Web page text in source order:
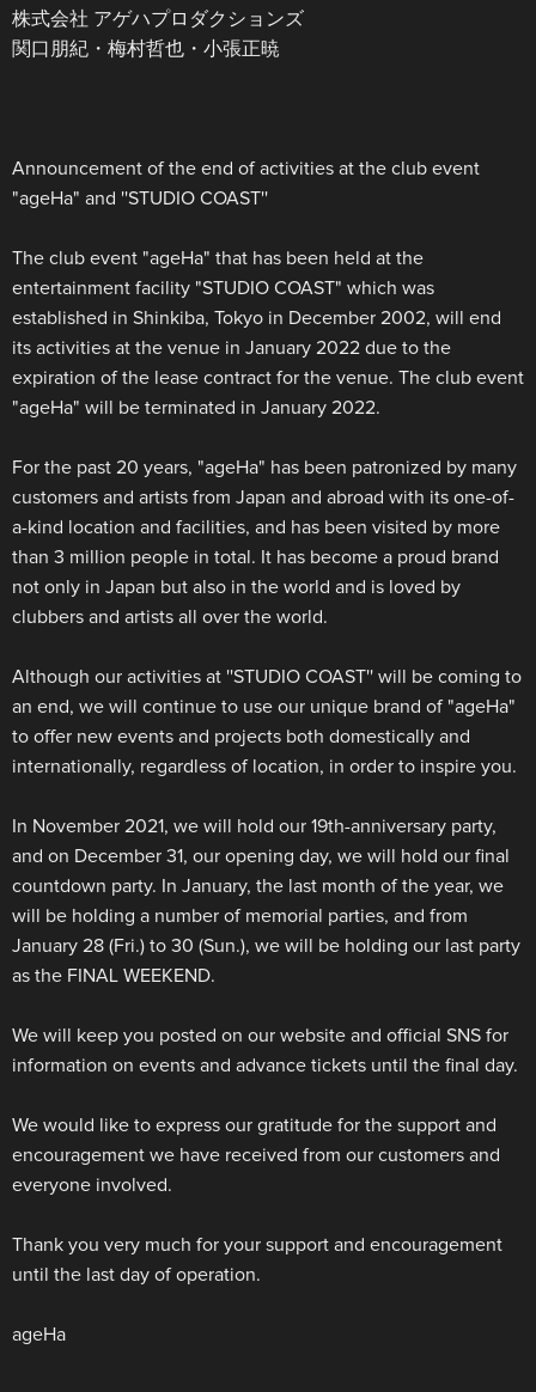
株式会社 アゲハプロダクションズ
関口朋紀・梅村哲也・小張正暁
Announcement of the end of activities at the club event
"ageHa" and ''STUDIO COAST''
The club event "ageHa" that has been held at the
entertainment facility "STUDIO COAST" which was
established in Shinkiba, Tokyo in December 2002, will end
its activities at the venue in January 2022 due to the
expiration of the lease contract for the venue. The club event
"ageHa" will be terminated in January 2022.
For the past 20 years, "ageHa" has been patronized by many
customers and artists from Japan and abroad with its one-of-
a-kind location and facilities, and has been visited by more
than 3 million people in total. It has become a proud brand
not only in Japan but also in the world and is loved by
clubbers and artists all over the world.
Although our activities at ''STUDIO COAST'' will be coming to
an end, we will continue to use our unique brand of "ageHa"
to offer new events and projects both domestically and
internationally, regardless of location, in order to inspire you.
In November 2021, we will hold our 19th-anniversary party,
and on December 31, our opening day, we will hold our final
countdown party. In January, the last month of the year, we
will be holding a number of memorial parties, and from
January 28 (Fri.) to 30 (Sun.), we will be holding our last party
as the FINAL WEEKEND.
We will keep you posted on our website and official SNS for
information on events and advance tickets until the final day.
We would like to express our gratitude for the support and
encouragement we have received from our customers and
everyone involved.
Thank you very much for your support and encouragement
until the last day of operation.
ageHa